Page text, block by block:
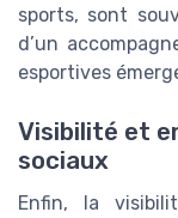
sports, sont
d’un
esportives
Visibilité et
sociaux
Enfin, la